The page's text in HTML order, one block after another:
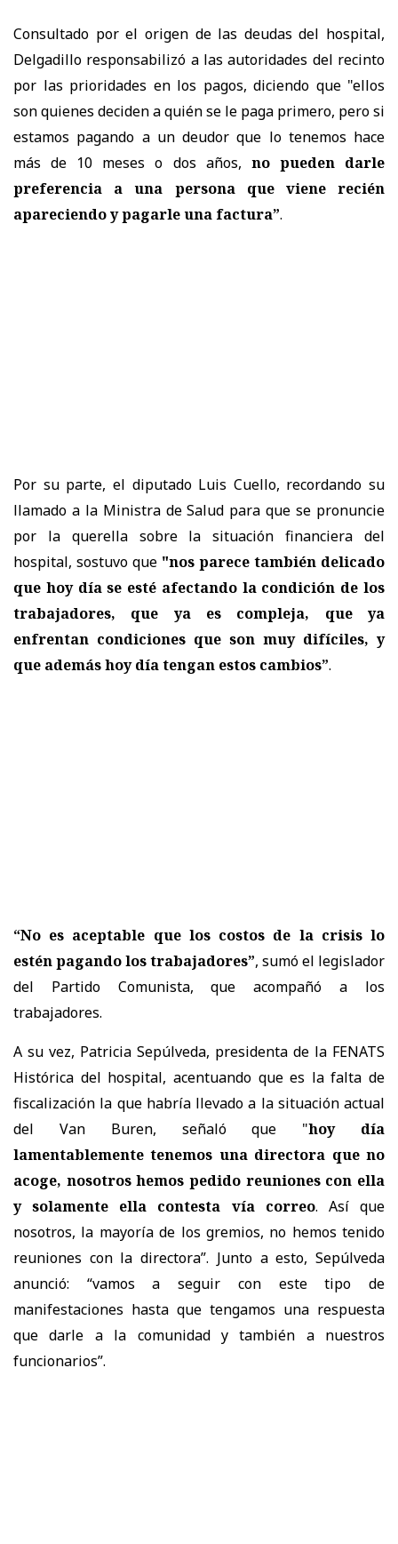
Consultado por el origen de las deudas del hospital,
Delgadillo responsabilizó a las autoridades del recinto
por las prioridades en los pagos, diciendo que "ellos
son quienes deciden a quién se le paga primero, pero si
estamos pagando a un deudor que lo tenemos hace
más de 10 meses o dos años, no pueden darle
preferencia a una persona que viene recién
apareciendo y pagarle una factura”.
Por su parte, el diputado Luis Cuello, recordando su
llamado a la Ministra de Salud para que se pronuncie
por la querella sobre la situación financiera del
hospital, sostuvo que "nos parece también delicado
que hoy día se esté afectando la condición de los
trabajadores, que ya es compleja, que ya
enfrentan condiciones que son muy difíciles, y
que además hoy día tengan estos cambios”.
“No es aceptable que los costos de la crisis lo
estén pagando los trabajadores”, sumó el legislador
del Partido Comunista, que acompañó a los
trabajadores.
A su vez, Patricia Sepúlveda, presidenta de la FENATS
Histórica del hospital, acentuando que es la falta de
fiscalización la que habría llevado a la situación actual
del Van Buren, señaló que "hoy día
lamentablemente tenemos una directora que no
acoge, nosotros hemos pedido reuniones con ella
y solamente ella contesta vía correo. Así que
nosotros, la mayoría de los gremios, no hemos tenido
reuniones con la directora”. Junto a esto, Sepúlveda
anunció: “vamos a seguir con este tipo de
manifestaciones hasta que tengamos una respuesta
que darle a la comunidad y también a nuestros
funcionarios”.